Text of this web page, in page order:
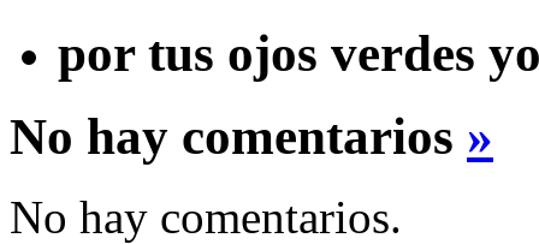
por tus ojos verdes
No hay comentarios »
No hay comentarios.